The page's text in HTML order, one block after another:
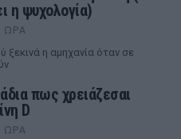
η ψυχολογία)
ΏΡΑ
ξεκινά η αμηχανία όταν σε
πως χρειάζεσαι
D
ΏΡΑ